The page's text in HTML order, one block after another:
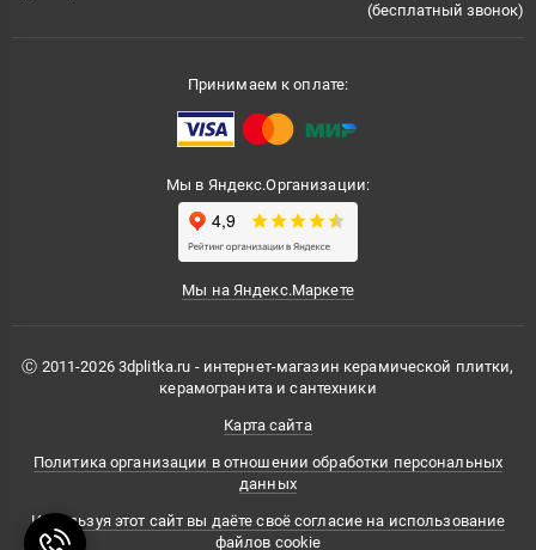
(бесплатный звонок)
Принимаем к оплате:
Мы в Яндекс.Организации:
Мы на Яндекс.Маркете
Ⓒ 2011-2026 3dplitka.ru - интернет-магазин керамической плитки,
керамогранита и сантехники
Карта сайта
Политика организации в отношении обработки персональных
данных
Используя этот сайт вы даёте своё согласие на использование
файлов cookie